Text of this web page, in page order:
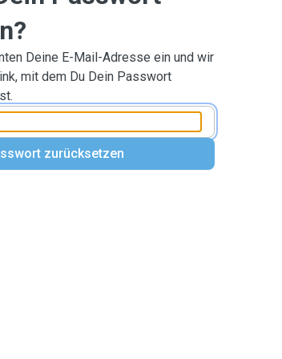
Deine E-Mail-Adresse ein und wir
mit dem Du Dein Passwort
zurücksetzen